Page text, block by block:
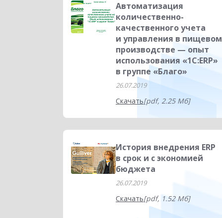
Автоматизация
количественно-
качественного учета
и управления в пищевом
производстве — опыт
использования «1С:ERP»
в группе «Благо»
26.07.2019
Скачать[pdf, 2.25 Мб]
История внедрения ERP
в срок и с экономией
бюджета
26.07.2019
Скачать[pdf, 1.52 Мб]